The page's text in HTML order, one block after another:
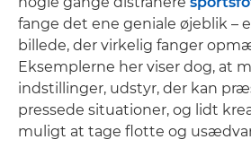
fange det ene geniale øjeblik –
billede, der virkelig fanger
Eksemplerne her viser dog, at
indstillinger, udstyr, der kan
pressede situationer, og lidt
muligt at tage flotte og